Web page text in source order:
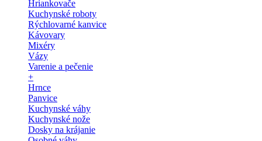
Hriankovače
Kuchynské roboty
Rýchlovarné kanvice
Kávovary
Mixéry
Vázy
Varenie a pečenie
+
Hrnce
Panvice
Kuchynské váhy
Kuchynské nože
Dosky na krájanie